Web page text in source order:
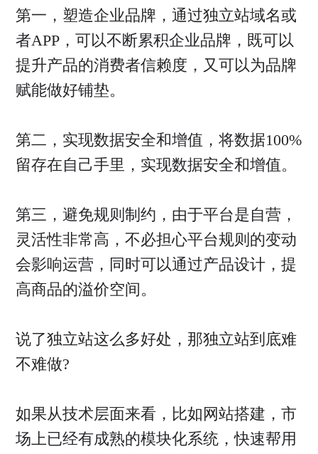
第一，塑造企业品牌，通过独立站域名或
者APP，可以不断累积企业品牌，既可以
提升产品的消费者信赖度，又可以为品牌
赋能做好铺垫。
第二，实现数据安全和增值，将数据100%
留存在自己手里，实现数据安全和增值。
第三，避免规则制约，由于平台是自营，
灵活性非常高，不必担心平台规则的变动
会影响运营，同时可以通过产品设计，提
高商品的溢价空间。
说了独立站这么多好处，那独立站到底难
不难做?
如果从技术层面来看，比如网站搭建，市
场上已经有成熟的模块化系统，快速帮用